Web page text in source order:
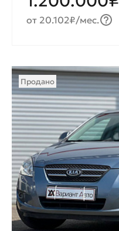
от 20.102₽/мес.
Продано